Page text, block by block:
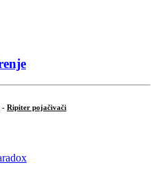
- Ripiter pojačivači